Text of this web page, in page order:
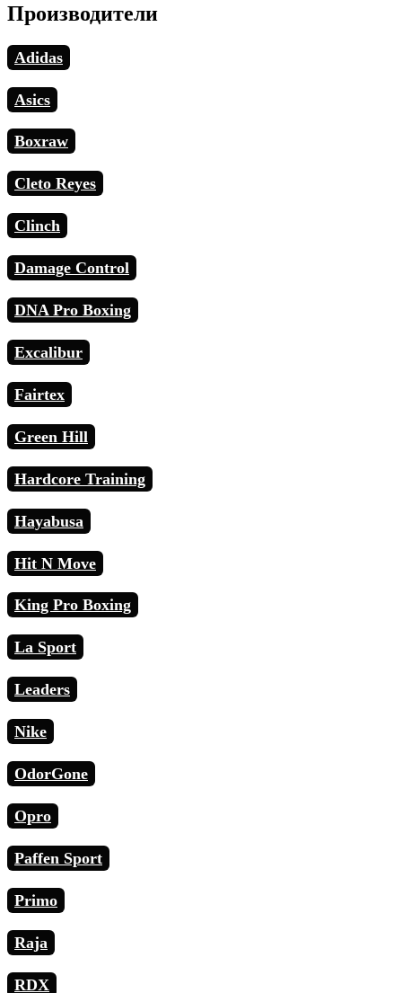
Производители
Adidas
Asics
Boxraw
Cleto Reyes
Clinch
Damage Control
DNA Pro Boxing
Excalibur
Fairtex
Green Hill
Hardcore Training
Hayabusa
Hit N Move
King Pro Boxing
La Sport
Leaders
Nike
OdorGone
Opro
Paffen Sport
Primo
Raja
RDX